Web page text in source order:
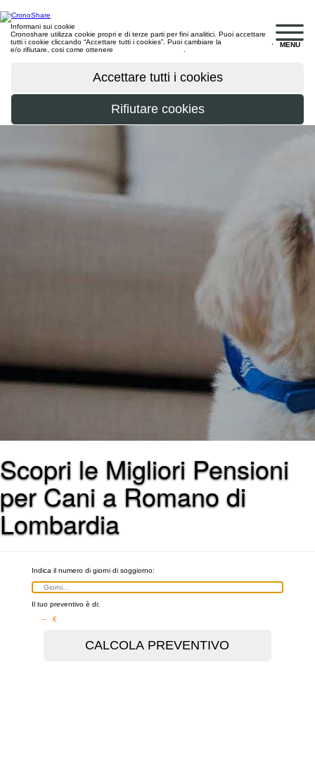
MENU
Informani sui cookie
Cronoshare utilizza cookie propri e di terze parti per fini analitici. Puoi accettare
tutti i cookie cliccando “Accettare tutti i cookies”. Puoi cambiare la
e/o rifiutare, cosi come ottenere
Scopri le Migliori Pensioni
per Cani a Romano di
Lombardia
Indica il numero di giorni di soggiorno:
Il tuo preventivo è di:
– €